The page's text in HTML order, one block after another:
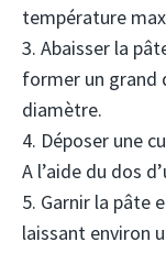
température
3. Abaisser la
former un grand
diamètre.
4. Déposer une
A l’aide du dos
5. Garnir la pâte
laissant environ